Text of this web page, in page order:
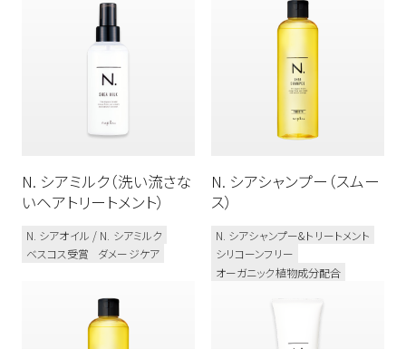
N. シアミルク（洗い流さな
いヘアトリートメント）
N. シアオイル / N. シアミルク
ベスコス受賞
ダメージケア
N. シアシャンプー（スムー
ス）
N. シアシャンプー&トリートメント
シリコーンフリー
オーガニック植物成分配合